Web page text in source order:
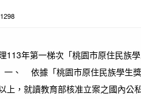
113年第一梯次「桃園市原住民族
、 依據「桃園市原住民族學生
上，就讀教育部核准立案之國內公